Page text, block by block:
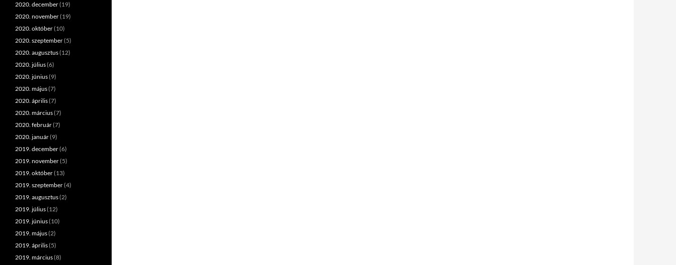
2020. december(19)
2020. november(19)
2020. október(10)
2020. szeptember(5)
2020. augusztus(12)
2020. július(6)
2020. június(9)
2020. május(7)
2020. április(7)
2020. március(7)
2020. február(7)
2020. január(9)
2019. december(6)
2019. november(5)
2019. október(13)
2019. szeptember(4)
2019. augusztus(2)
2019. július(12)
2019. június(10)
2019. május(2)
2019. április(5)
2019. március(8)